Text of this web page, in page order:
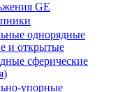
GE
однорядные
и открытые
сферические
упорные